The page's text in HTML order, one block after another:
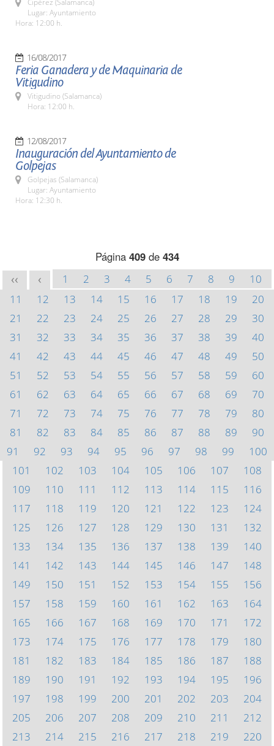
Cipérez (Salamanca)
Lugar: Ayuntamiento
Hora: 12:00 h.
16/08/2017
Feria Ganadera y de Maquinaria de
Vitigudino
Vitigudino (Salamanca)
Hora: 12:00 h.
12/08/2017
Inauguración del Ayuntamiento de
Golpejas
Golpejas (Salamanca)
Lugar: Ayuntamiento
Hora: 12:30 h.
Página 409de 434
<< < 1 2 3 4 5 6 7 8 9
10
11
12 13 14 15 16 17 18 19
20
21
22 23 24 25 26 27 28 29
30
31
32 33 34 35 36 37 38 39
40
41
42 43 44 45 46 47 48 49
50
51
52 53 54 55 56 57 58 59
60
61
62 63 64 65 66 67 68 69
70
71
72 73 74 75 76 77 78 79
80
81
82 83 84 85 86 87 88 89
90
91
92 93 94 95 96 97 98 99
100
101
102 103 104 105 106 107
108
109
110 111 112 113 114 115
116
117
118 119 120 121 122 123
124
125
126 127 128 129 130 131
132
133
134 135 136 137 138 139
140
141
142 143 144 145 146 147
148
149
150 151 152 153 154 155
156
157
158 159 160 161 162 163
164
165
166 167 168 169 170 171
172
173
174 175 176 177 178 179
180
181
182 183 184 185 186 187
188
189
190 191 192 193 194 195
196
197
198 199 200 201 202 203
204
205
206 207 208 209 210 211
212
213
214 215 216 217 218 219
220